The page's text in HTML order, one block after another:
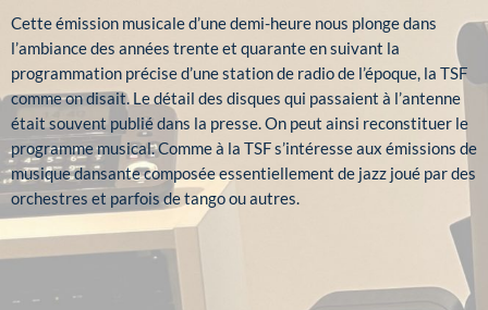
Cette émission musicale d’une demi-heure nous plonge dans
l’ambiance des années trente et quarante en suivant la
programmation précise d’une station de radio de l’époque, la TSF
comme on disait. Le détail des disques qui passaient à l’antenne
était souvent publié dans la presse. On peut ainsi reconstituer le
programme musical. Comme à la TSF s’intéresse aux émissions de
musique dansante composée essentiellement de jazz joué par des
orchestres et parfois de tango ou autres.